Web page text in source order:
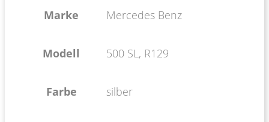
Marke Mercedes Benz
Modell 500 SL, R129
Farbe silber